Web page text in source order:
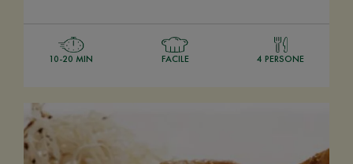
10-20 MIN FACILE 4 PERSONE